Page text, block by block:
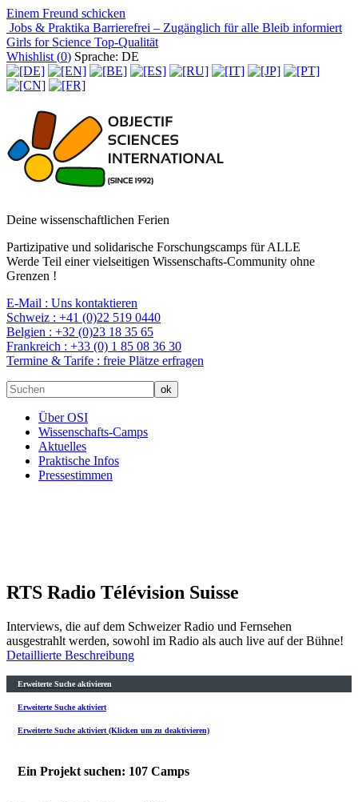
Einem Freund schicken
Jobs & Praktika Barrierefrei – Zugänglich für alle Bleib informiert
Girls for Science Top-Qualität
Whishlist (0) Sprache: DE
Deine wissenschaftlichen Ferien
Partizipative und solidarische Forschungscamps für ALLE
Werde Teil einer vielseitigen Wissenschafts-Community ohne
Grenzen !
E-Mail : Uns kontaktieren
Schweiz : +41 (0)22 519 0440
Belgien : +32 (0)23 18 35 65
Frankreich : +33 (0) 1 85 08 36 30
Termine & Tarife : freie Plätze erfragen
Über OSI
Wissenschafts-Camps
Aktuelles
Praktische Infos
Pressestimmen
RTS Radio Télévision Suisse
Interviews, die auf dem Schweizer Radio und Fernsehen
ausgestrahlt werden, sowohl im Radio als auch live auf der Bühne!
Detaillierte Beschreibung
Erweiterte Suche aktivieren
Erweiterte Suche aktiviert
Erweiterte Suche aktiviert (Klicken um zu deaktivieren)
Ein Projekt suchen: 107 Camps